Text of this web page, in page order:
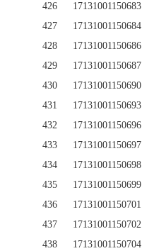
426
17131001150683
427
17131001150684
428
17131001150686
429
17131001150687
430
17131001150690
431
17131001150693
432
17131001150696
433
17131001150697
434
17131001150698
435
17131001150699
436
17131001150701
437
17131001150702
438
17131001150704